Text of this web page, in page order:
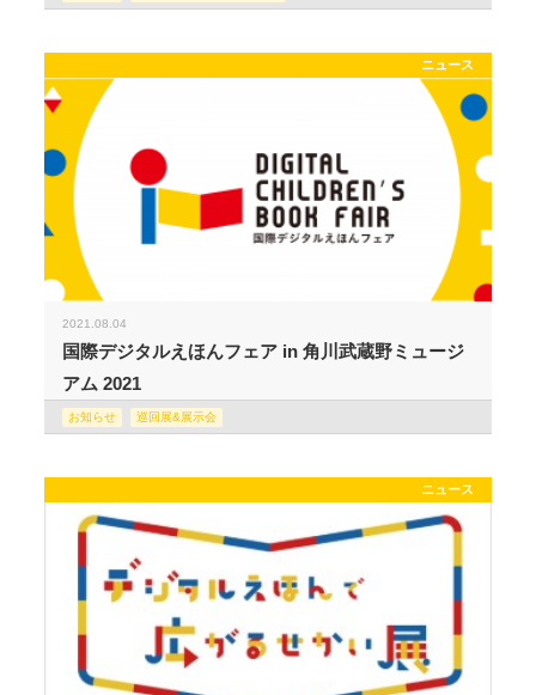
ニュース
2021.08.04
国際デジタルえほんフェア in 角川武蔵野ミュージ
アム 2021
お知らせ 巡回展&展示会
ニュース